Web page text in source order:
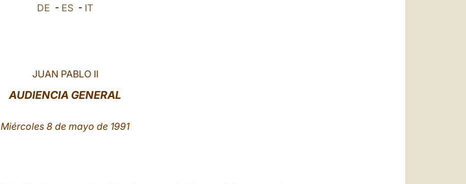
DE - ES - IT
JUAN PABLO II
AUDIENCIA GENERAL
Miércoles 8 de mayo de 1991